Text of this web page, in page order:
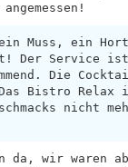
Muss, ein Hort
Der Service
Die
Bistro Relax
nicht
da, wir